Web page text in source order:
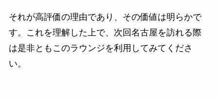
それが高評価の理由であり、その価値は明らかで
す。これを理解した上で、次回名古屋を訪れる際
は是非ともこのラウンジを利用してみてくださ
い。